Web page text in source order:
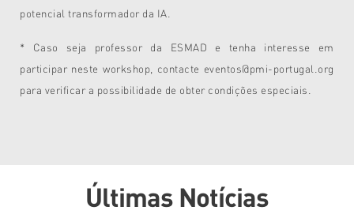
potencial transformador da IA.
* Caso seja professor da ESMAD e tenha interesse em
participar neste workshop, contacte eventos@pmi-portugal.org
para verificar a possibilidade de obter condições especiais.
Últimas Notícias